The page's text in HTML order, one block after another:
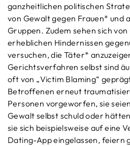
ganzheitlichen politischen
von Gewalt gegen Frauen* und
Gruppen. Zudem sehen sich
erheblichen Hindernissen
versuchen, die Täter*
Gerichtsverfahren selbst sind
oft von „Victim Blaming“
Betroffenen erneut
Personen vorgeworfen, sie
Gewalt selbst schuld oder
sie sich beispielsweise auf eine
Dating-App eingelassen, feiern